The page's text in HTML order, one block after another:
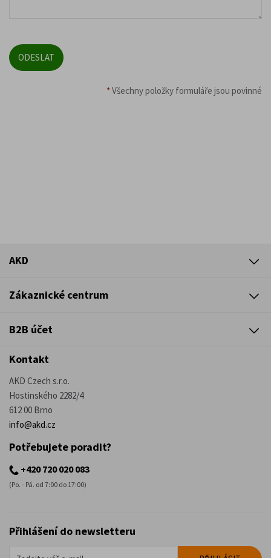
*Všechny položky formuláře jsou povinné
AKD
Zákaznické centrum
B2B účet
Kontakt
AKD Czech s.r.o.
Hostinského 2282/4
612 00 Brno
info@akd.cz
Potřebujete poradit?
+420 720 020 083
(Po. - Pá. od 7:00 do 17:00)
Přihlášení do newsletteru